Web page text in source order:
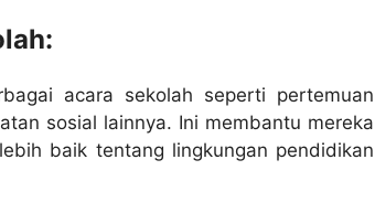
acara sekolah seperti pertemuan
sosial lainnya. Ini membantu mereka
baik tentang lingkungan pendidikan